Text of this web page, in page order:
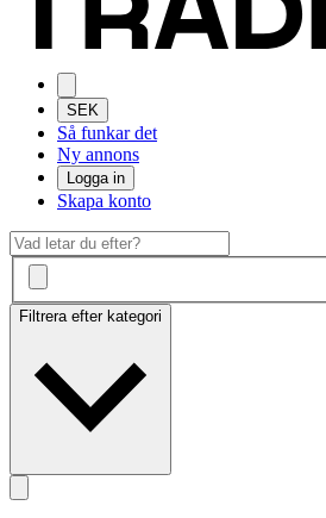
SEK
Så funkar det
Ny annons
Logga in
Skapa konto
Filtrera efter kategori